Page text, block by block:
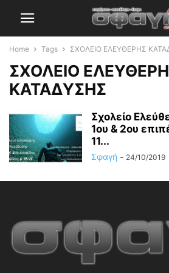
Home Tags ΣΧΟΛΕΙΟ ΕΛΕΥΘΕΡΗΣ
ΣΧΟΛΕΙΟ
ΚΑΤΑΔΥΣΗΣ
Σχολείο
1ου & 2ου
11...
Σφαγή - 24/10/2019